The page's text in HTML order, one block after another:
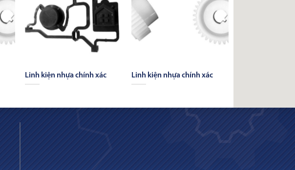
Linh kiện nhựa chính xác Linh kiện nhựa chính xác